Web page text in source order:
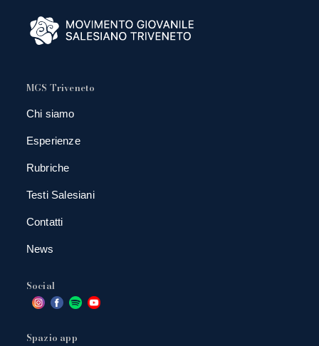
MGS Triveneto
Chi siamo
Esperienze
Rubriche
Testi Salesiani
Contatti
News
Social
Spazio app